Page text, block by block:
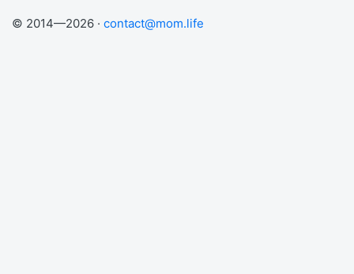
© 2014—2026 · contact@mom.life